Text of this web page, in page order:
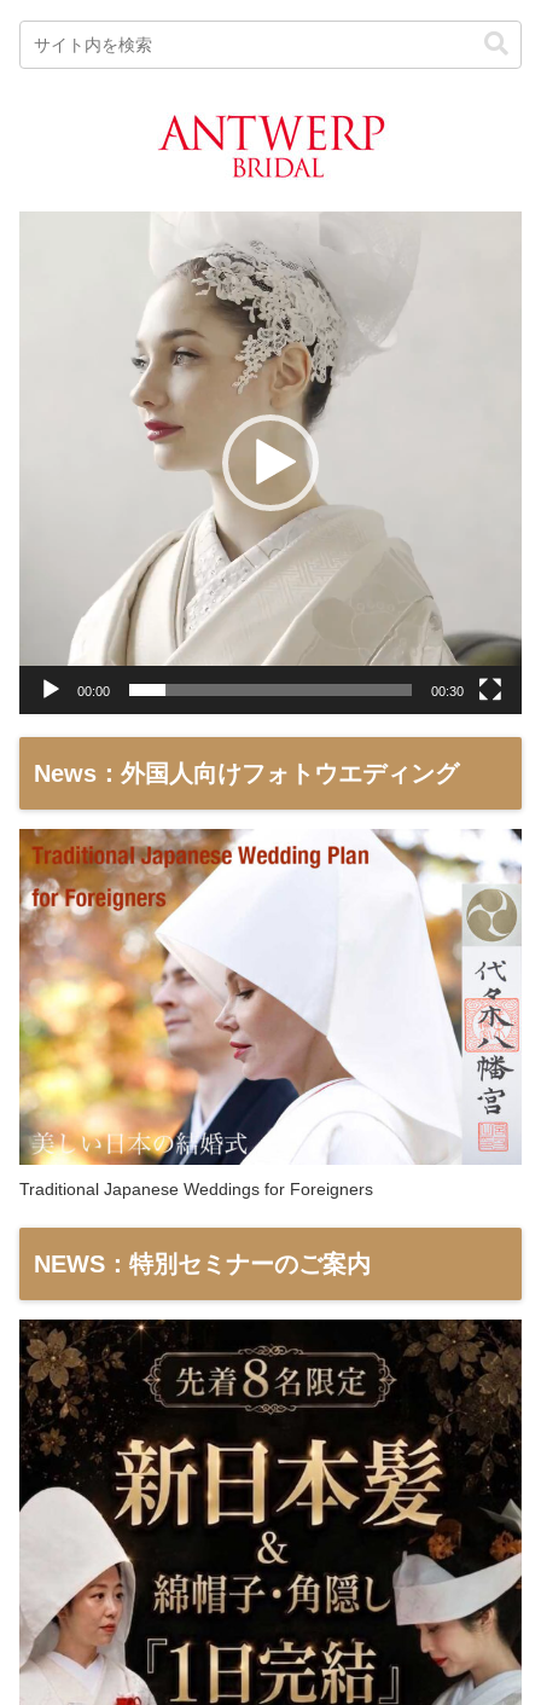
00:00 00:30
News：外国人向けフォトウエディング
Traditional Japanese Weddings for Foreigners
NEWS：特別セミナーのご案内